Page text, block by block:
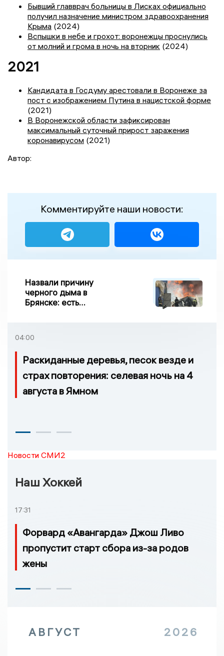
Бывший главврач больницы в Лисках официально
получил назначение министром здравоохранения
Крыма (2024)
Вспышки в небе и грохот: воронежцы проснулись
от молний и грома в ночь на вторник (2024)
2021
Кандидата в Госдуму арестовали в Воронеже за
пост с изображением Путина в нацистской форме
(2021)
В Воронежской области зафиксирован
максимальный суточный прирост заражения
коронавирусом (2021)
Автор:
Комментируйте наши новости:
Назвали причину
черного дыма в
Брянске: есть
04:00
Раскиданные деревья, песок везде и
страх повторения: селевая ночь на 4
августа в Ямном
Новости СМИ2
Наш Хоккей
17:31
Форвард «Авангарда» Джош Ливо
пропустит старт сбора из-за родов
жены
АВГУСТ 2026